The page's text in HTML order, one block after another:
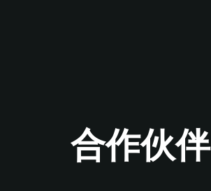
合作伙伴